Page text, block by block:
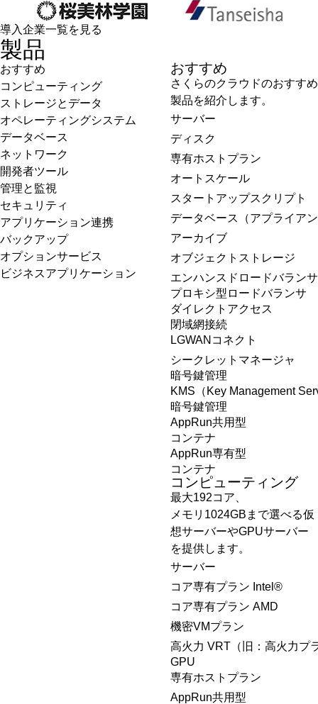
導入企業一覧を見る
製品
おすすめ
コンピューティング
ストレージとデータ
オペレーティングシステム
データベース
ネットワーク
開発者ツール
管理と監視
セキュリティ
アプリケーション連携
バックアップ
オプションサービス
ビジネスアプリケーション
おすすめ
さくらのクラウドのおすすめ
製品を紹介します。
サーバー
ディスク
専有ホストプラン
オートスケール
スタートアップスクリプト
データベース（アプライア
アーカイブ
オブジェクトストレージ
エンハンスドロードバランサ
プロキシ型ロードバランサ
ダイレクトアクセス
閉域網接続
LGWANコネクト
シークレットマネージャ
暗号鍵管理
KMS（Key Management
暗号鍵管理
AppRun共用型
コンテナ
AppRun専有型
コンテナ
コンピューティング
最大192コア、
メモリ1024GBまで選べる仮
想サーバーやGPUサーバー
を提供します。
サーバー
コア専有プラン Intel®
コア専有プラン AMD
機密VMプラン
高火力 VRT（旧：高火力プ
GPU
専有ホストプラン
AppRun共用型